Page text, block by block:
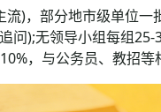
，部分地市级单位一
问);无领导小组每组
，与公务员、教招等